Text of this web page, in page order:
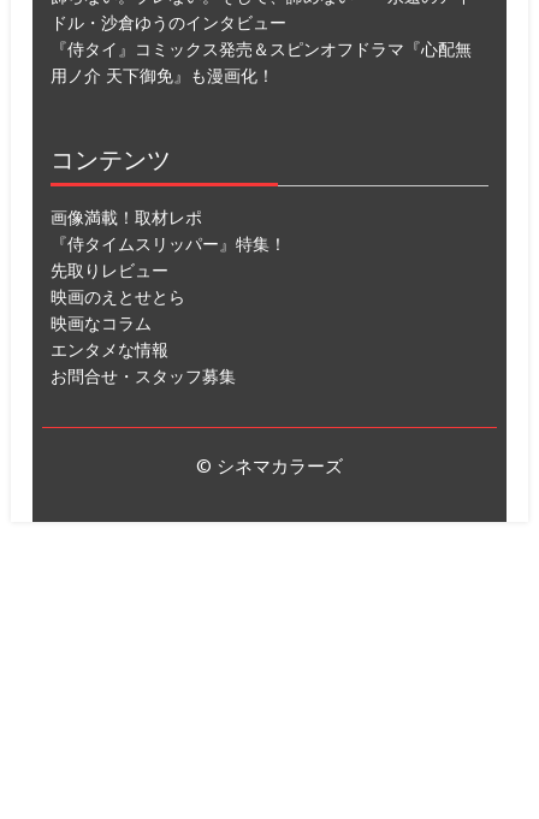
ドル・沙倉ゆうのインタビュー
『侍タイ』コミックス発売＆スピンオフドラマ『心配無
用ノ介 天下御免』も漫画化！
コンテンツ
画像満載！取材レポ
『侍タイムスリッパー』特集！
先取りレビュー
映画のえとせとら
映画なコラム
エンタメな情報
お問合せ・スタッフ募集
© シネマカラーズ